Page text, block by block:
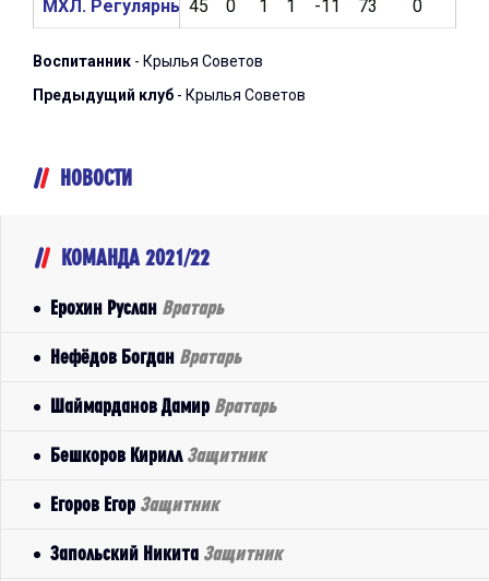
45 0 1 1 -11 73 0
МХЛ. Регулярный чемпионат 2020/2021
Воспитанник - Крылья Советов
Предыдущий клуб - Крылья Советов
НОВОСТИ
КОМАНДА 2021/22
Ерохин Руслан Вратарь
Нефёдов Богдан Вратарь
Шаймарданов Дамир Вратарь
Бешкоров Кирилл Защитник
Егоров Егор Защитник
Запольский Никита Защитник